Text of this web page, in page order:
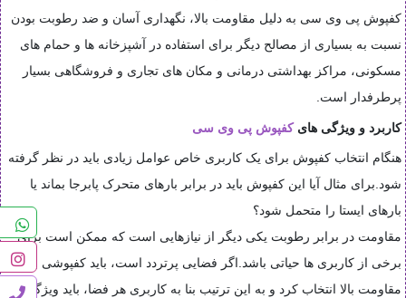
کفپوش پی وی سی به دلیل مقاومت بالا، نگهداری آسان و ضد رطوبت بودن
نسبت به بسیاری از مصالح دیگر برای استفاده در آشپزخانه ها و حمام های
مسکونی، مراکز بهداشتی درمانی و مکان های تجاری و فروشگاهی بسیار
پرطرفدار است
کاربرد و ویژگی هایکفپوش پی وی سی
هنگام انتخاب کفپوش برای یک کاربری خاص عوامل زیادی باید در نظر گرفته
شود.برای مثال آیا این کفپوش باید در برابر بارهای متحرک پابرجا بماند یا
بارهای ایستا را متحمل شود؟
مقاومت در برابر رطوبت یکی دیگر از نیازهایی است که ممکن است برای
برخی از کاربری ها حیاتی باشد.اگر فضایی پرتردد است، باید کفپوشی با
مقاومت بالا انتخاب کرد و به این ترتیب بنا به کاربری هر فضا، باید ویژگی